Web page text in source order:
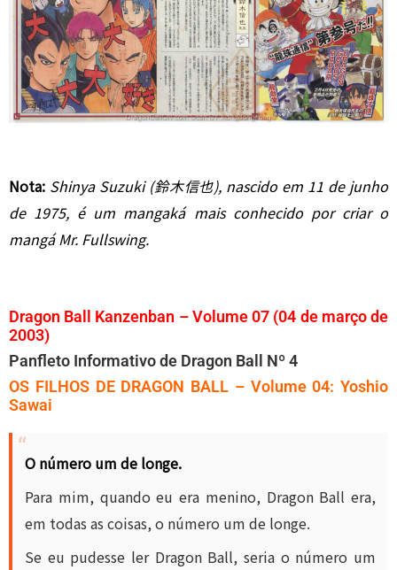
Nota: Shinya Suzuki (鈴木信也), nascido em 11 de junho
de 1975, é um mangaká mais conhecido por criar o
mangá Mr. Fullswing.
Dragon Ball Kanzenban – Volume 07 (04 de março de
2003)
Panfleto Informativo de Dragon Ball Nº 4
OS FILHOS DE DRAGON BALL – Volume 04: Yoshio
Sawai
O número um de longe.
Para mim, quando eu era menino, Dragon Ball era,
em todas as coisas, o número um de longe.
Se eu pudesse ler Dragon Ball, seria o número um